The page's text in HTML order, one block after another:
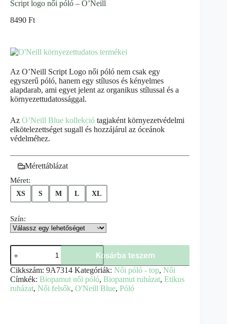
Script logo női póló – O’Neill
8490 Ft
Az O’Neill Script Logo női póló nem csak egy
egyszerű póló, hanem egy stílusos és kényelmes
alapdarab, ami egyet jelent az organikus stílussal és a
környezettudatossággal.
Az O’Neill Blue kollekció tagjaként környezetvédelmi
elkötelezettséget sugall és hozzájárul az óceánok
védelméhez.
Mérettáblázat
Méret:
XS S M L XL
Szín:
Kosárba teszem
Cikkszám: 9A7314 Kategóriák: Női póló - top, Női
Címkék: Biopamut női póló, Biopamut ruházat, Etikus
ruházat, Női felsők, O'Neill Blue, Póló